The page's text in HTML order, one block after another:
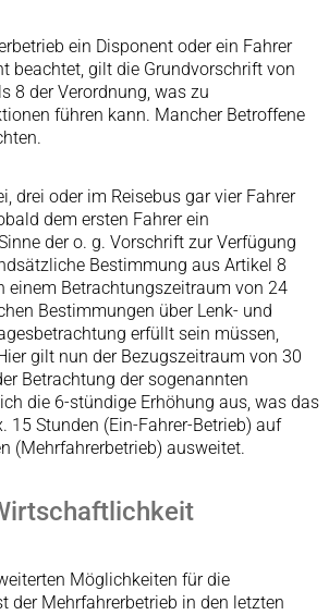
ein Disponent oder ein Fahrer
beachtet, gilt die Grundvorschrift von
8 der Verordnung, was zu
führen kann. Mancher Betroffene
drei oder im Reisebus gar vier Fahrer
dem ersten Fahrer ein
der o. g. Vorschrift zur Verfügung
Bestimmung aus Artikel 8
einem Betrachtungszeitraum von 24
Bestimmungen über Lenk- und
erfüllt sein müssen,
gilt nun der Bezugszeitraum von 30
Betrachtung der sogenannten
die 6-stündige Erhöhung aus, was das
15 Stunden (Ein-Fahrer-Betrieb) auf
(Mehrfahrerbetrieb) ausweitet.
Möglichkeiten für die
der Mehrfahrerbetrieb in den letzten